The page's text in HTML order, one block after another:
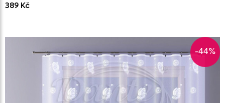
389 Kč
-44%